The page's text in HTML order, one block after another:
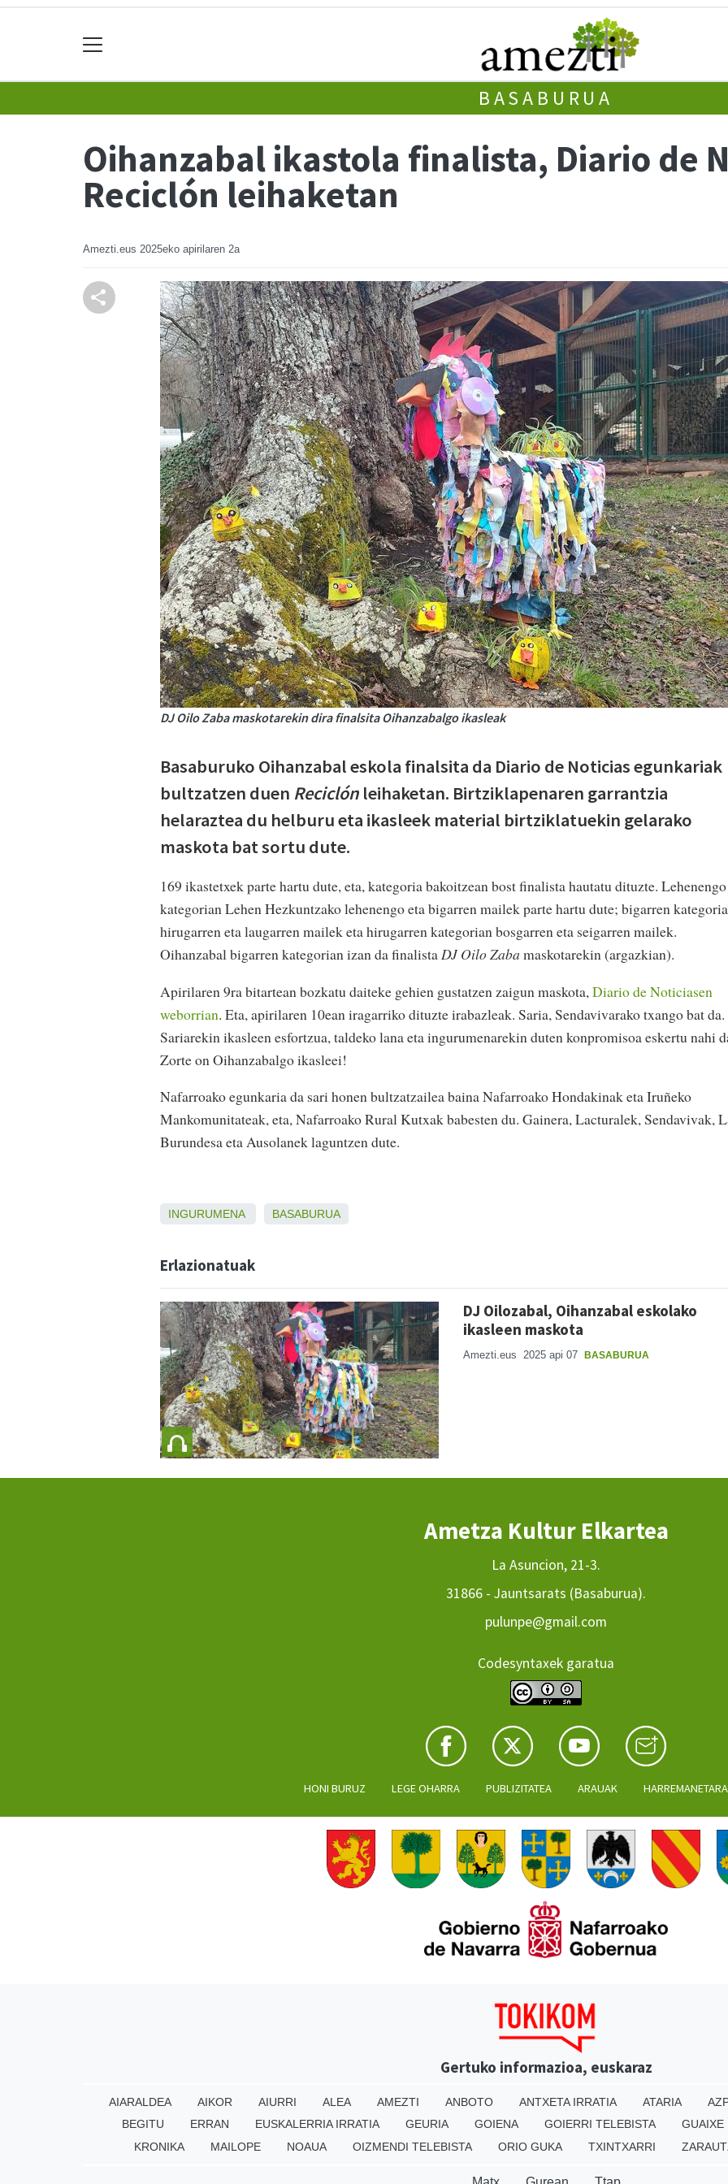
BASABURUA
Oihanzabal ikastola finalista, Diario de
Reciclón leihaketan
Amezti.eus 2025eko apirilaren 2a
DJ Oilo Zaba maskotarekin dira finalsita Oihanzabalgo ikasleak
Basaburuko Oihanzabal eskola finalsita da Diario de Noticias egunkariak
bultzatzen duen Reciclón leihaketan. Birtziklapenaren garrantzia
helaraztea du helburu eta ikasleek material birtziklatuekin gelarako
maskota bat sortu dute.
169 ikastetxek parte hartu dute, eta, kategoria bakoitzean bost finalista hautatu dituzte. Lehenengo
kategorian Lehen Hezkuntzako lehenengo eta bigarren mailek parte hartu dute; bigarren
hirugarren eta laugarren mailek eta hirugarren kategorian bosgarren eta seigarren mailek.
Oihanzabal bigarren kategorian izan da finalistaDJ Oilo Zaba maskotarekin (argazkian).
Apirilaren 9ra bitartean bozkatu daiteke gehien gustatzen zaigun maskota, Diario de Noticiasen
weborrian. Eta, apirilaren 10ean iragarriko dituzte irabazleak. Saria, Sendavivarako txango bat da.
Sariarekin ikasleen esfortzua, taldeko lana eta ingurumenarekin duten konpromisoa eskertu nahi
Zorte on Oihanzabalgo ikasleei!
Nafarroako egunkaria da sari honen bultzatzailea baina Nafarroako Hondakinak eta Iruñeko
Mankomunitateak, eta, Nafarroako Rural Kutxak babesten du. Gainera, Lacturalek, Sendavivak,
Burundesa eta Ausolanek laguntzen dute.
INGURUMENA BASABURUA
Erlazionatuak
DJ Oilozabal, Oihanzabal eskolako
ikasleen maskota
Amezti.eus 2025 api 07 BASABURUA
Ametza Kultur Elkartea
La Asuncion, 21-3.
31866 - Jauntsarats (Basaburua).
pulunpe@gmail.com
Codesyntaxek garatua
HONI BURUZ LEGE OHARRA PUBLIZITATEA ARAUAK
Gertuko informazioa, euskaraz
AIARALDEA AIKOR AIURRI ALEA AMEZTI ANBOTO ANTXETA IRRATIA ATARIA
BEGITU
ERRAN EUSKALERRIA IRRATIA GEURIA GOIENA GOIERRI TELEBISTA
GUAIXE
KRONIKA
MAILOPE NOAUA OIZMENDI TELEBISTA ORIO GUKA TXINTXARRI